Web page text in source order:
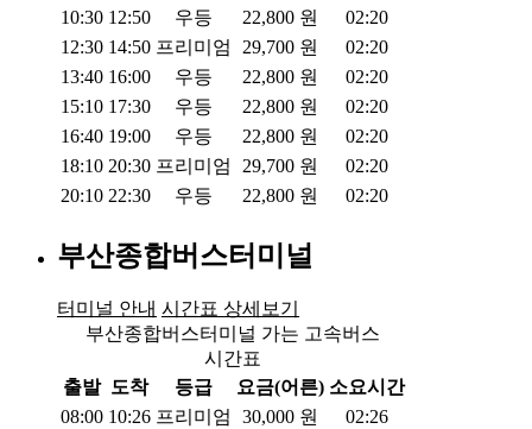
10:30 12:50 우등 22,800 원
02:20
12:30 14:50 프리미엄 29,700 원
02:20
13:40 16:00 우등 22,800 원
02:20
15:10 17:30 우등 22,800 원
02:20
16:40 19:00 우등 22,800 원
02:20
18:10 20:30 프리미엄 29,700 원
02:20
20:10 22:30 우등 22,800 원 02:20
부산종합버스터미널
터미널 안내 시간표 상세보기
부산종합버스터미널 가는 고속버스
시간표
출발 도착 등급 요금(어른) 소요시간
08:00 10:26 프리미엄 30,000 원
02:26